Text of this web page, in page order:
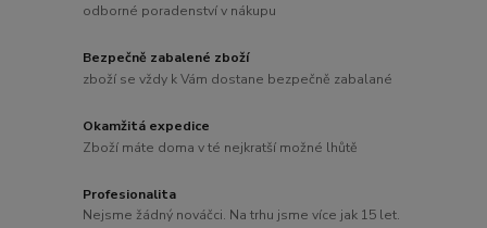
odborné poradenství v nákupu
Bezpečně zabalené zboží
zboží se vždy k Vám dostane bezpečně zabalané
Okamžitá expedice
Zboží máte doma v té nejkratší možné lhůtě
Profesionalita
Nejsme žádný nováčci. Na trhu jsme více jak 15 let.